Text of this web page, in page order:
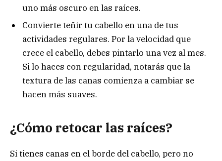
uno más oscuro en las raíces.
Convierte teñir tu cabello en una de tus
actividades regulares. Por la velocidad que
crece el cabello, debes pintarlo una vez al mes.
Si lo haces con regularidad, notarás que la
textura de las canas comienza a cambiar se
hacen más suaves.
¿Cómo retocar las raíces?
Si tienes canas en el borde del cabello, pero no